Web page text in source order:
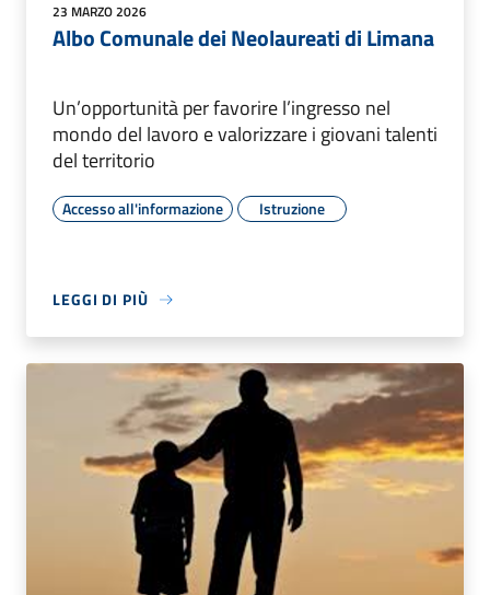
23 MARZO 2026
Albo Comunale dei Neolaureati di Limana
Un’opportunità per favorire l’ingresso nel
mondo del lavoro e valorizzare i giovani talenti
del territorio
Accesso all'informazione Istruzione
LEGGI DI PIÙ